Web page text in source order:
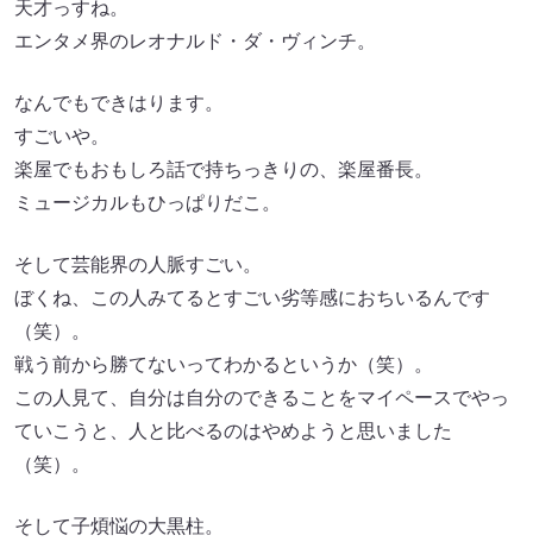
天才っすね。
エンタメ界のレオナルド・ダ・ヴィンチ。
なんでもできはります。
すごいや。
楽屋でもおもしろ話で持ちっきりの、楽屋番長。
ミュージカルもひっぱりだこ。
そして芸能界の人脈すごい。
ぼくね、この人みてるとすごい劣等感におちいるんです
（笑）。
戦う前から勝てないってわかるというか（笑）。
この人見て、自分は自分のできることをマイペースでやっ
ていこうと、人と比べるのはやめようと思いました
（笑）。
そして子煩悩の大黒柱。